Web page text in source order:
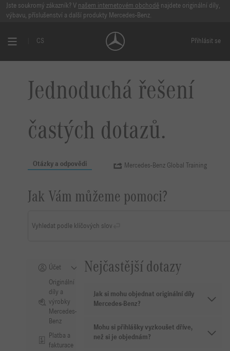
Jste soukromý zákazník? V našem internetovém obchodě najdete originální díly,
výbavu, příslušenství a další produkty Mercedes-Benz.
CS Přihlásit se
Jednoduchá řešení
častých dotazů.
Otázky a odpovědi Mercedes-Benz Global Training
Jak Vám můžeme pomoci?
Vyhledat podle klíčových slov
Účet
Originální
díly a
výrobky
Mercedes-
Benz
Platba a
fakturace
Nejčastější dotazy
Jak si mohu objednat originální díly
Mercedes-Benz?
Mohu si přihlášky vyzkoušet dříve,
než si je objednám?